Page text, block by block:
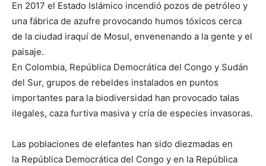
En 2017 el Estado Islámico incendió pozos de petróleo y
una fábrica de azufre provocando humos tóxicos cerca
de la ciudad iraquí de Mosul, envenenando a la gente y el
paisaje.
En Colombia, República Democrática del Congo y Sudán
del Sur, grupos de rebeldes instalados en puntos
importantes para la biodiversidad han provocado talas
ilegales, caza furtiva masiva y cría de especies invasoras.
Las poblaciones de elefantes han sido diezmadas en
la República Democrática del Congo y en la República